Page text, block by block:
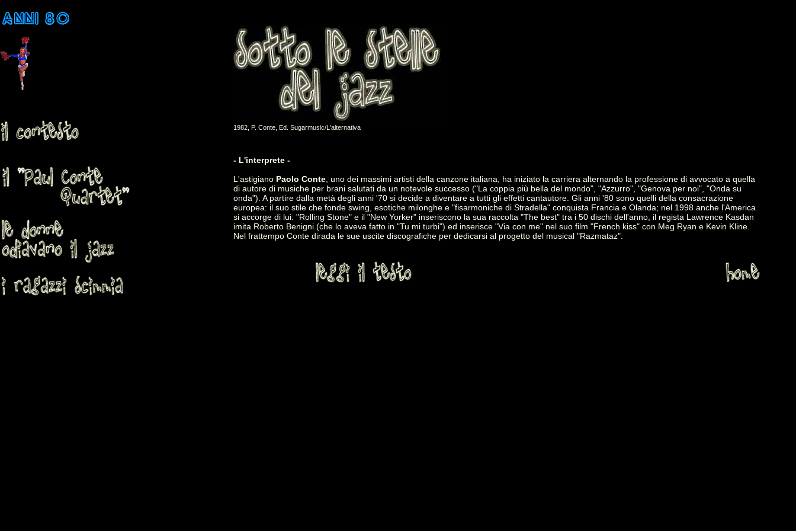
1982, P. Conte, Ed. Sugarmusic/L'alternativa
- L'interprete -
L'astigiano Paolo Conte , uno dei massimi artisti della canzone italiana, ha iniziato la carriera alternando la professione di avvocato a quella
di autore di musiche per brani salutati da un notevole successo ("La coppia più bella del mondo", "Azzurro", "Genova per noi", "Onda su
onda"). A partire dalla metà degli anni '70 si decide a diventare a tutti gli effetti cantautore. Gli anni '80 sono quelli della consacrazione
europea: il suo stile che fonde swing, esotiche milonghe e "fisarmoniche di Stradella" conquista Francia e Olanda; nel 1998 anche l'America
si accorge di lui: "Rolling Stone" e il "New Yorker" inseriscono la sua raccolta "The best" tra i 50 dischi dell'anno, il regista Lawrence Kasdan
imita Roberto Benigni (che lo aveva fatto in "Tu mi turbi") ed inserisce "Via con me" nel suo film "French kiss" con Meg Ryan e Kevin Kline.
Nel frattempo Conte dirada le sue uscite discografiche per dedicarsi al progetto del musical "Razmataz".